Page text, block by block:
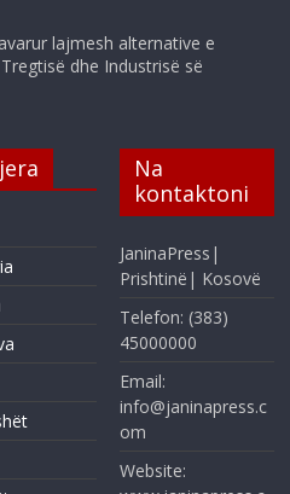
lajmesh alternative e
dhe Industrisë së
Na
kontaktoni
JaninaPress|
Prishtinë| Kosovë
Telefon: (383)
45000000
Email:
info@janinapress.c
om
Website: